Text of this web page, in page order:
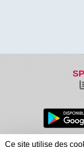
Charte
Ce site utilise des